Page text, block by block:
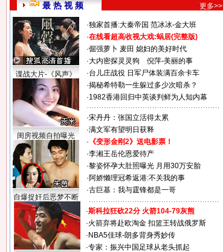
最 热 视 频 更多>>
谍战大片-《风声》
闺房视频自拍曝光
自爆捉奸后恶梦不断
·独家首播:大秦帝国 范冰冰-金大班
·在线看超高收视大戏:蜗居(完整版)
·倔强萝卜 麦田 媳妇的美好时代
·大内密探灵灵狗
倪萍-美丽的事
·台儿庄战役 日军尸体装满百余卡车
·揭秘希特勒一生躲过多少次暗杀？
·1982香港回归中英谈判鲜为人知内幕
·宋丹丹：张国立活得太累
·满文军有望明日获释
· 《变形金刚2》送电影票！
·李湘王岳伦恩爱待产
·黎姿怀孕大肚照曝光 月用30万安胎
·阿娇懒理冠希返港:不关我的事
·古巨基：我与霆锋都是一哥
·斯科拉狂砍22分 火箭104-79灰熊
·火箭弃将赴欧淘金 扣篮王转战俄罗斯
· NBA5佳球-朗多背身秀妙传
·专家：振兴中国足球从老头抓起